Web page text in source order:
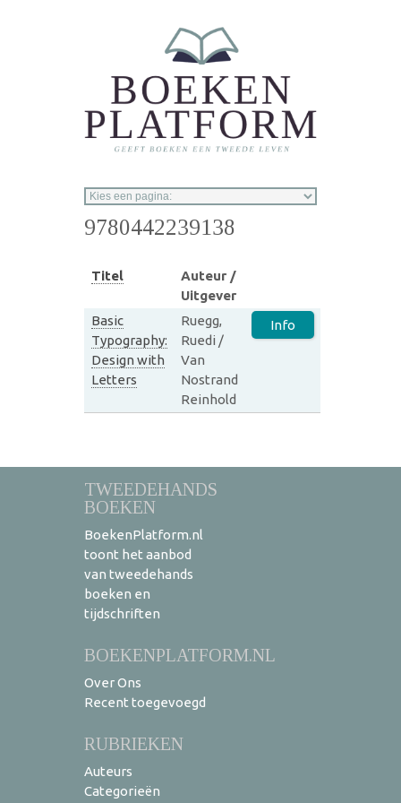
9780442239138
Titel
Auteur /
Uitgever
Basic
Typography:
Design with
Letters
Ruegg,
Ruedi /
Van
Nostrand
Reinhold
Info
TWEEDEHANDS
BOEKEN
BoekenPlatform.nl
toont het aanbod
van tweedehands
boeken en
tijdschriften
BOEKENPLATFORM.NL
Over Ons
Recent toegevoegd
RUBRIEKEN
Auteurs
Categorieën